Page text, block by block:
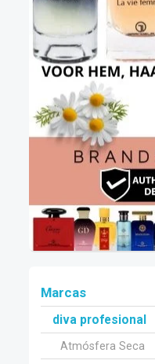
Marcas
diva profesional
Atmósfera Seca